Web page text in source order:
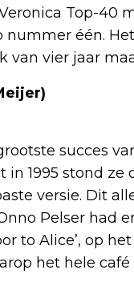
Top-40
nummer één.
van vier jaar
succes
in 1995 stond
versie. Dit
Pelser had
to Alice’, op
het hele café